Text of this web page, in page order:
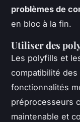
problèmes de
en bloc à la fin.
Utiliser des
Les polyfills et
compatibilité des
fonctionnalités
préprocesseurs
maintenable et